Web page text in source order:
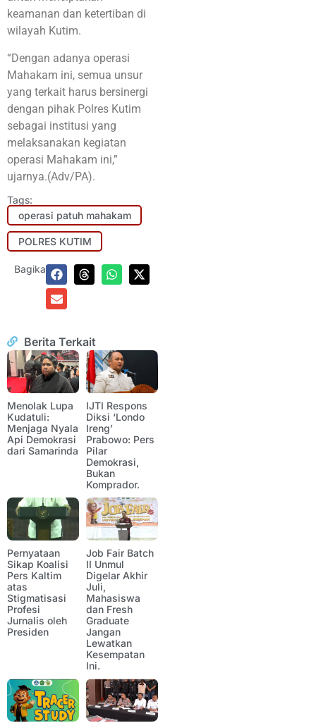
keamanan dan ketertiban di
wilayah Kutim.
“Dengan adanya operasi
Mahakam ini, semua unsur
yang terkait harus bersinergi
dengan pihak Polres Kutim
sebagai institusi yang
melaksanakan kegiatan
operasi Mahakam ini,”
ujarnya.(Adv/PA).
Tags:
operasi patuh mahakam
POLRES KUTIM
Bagikan:
Berita Terkait
Menolak Lupa
Kudatuli:
Menjaga Nyala
Api Demokrasi
dari Samarinda
IJTI Respons
Diksi ‘Londo
Ireng’
Prabowo: Pers
Pilar
Demokrasi,
Bukan
Komprador.
Pernyataan
Sikap Koalisi
Pers Kaltim
atas
Stigmatisasi
Profesi
Jurnalis oleh
Presiden
Job Fair Batch
II Unmul
Digelar Akhir
Juli,
Mahasiswa
dan Fresh
Graduate
Jangan
Lewatkan
Kesempatan
Ini.